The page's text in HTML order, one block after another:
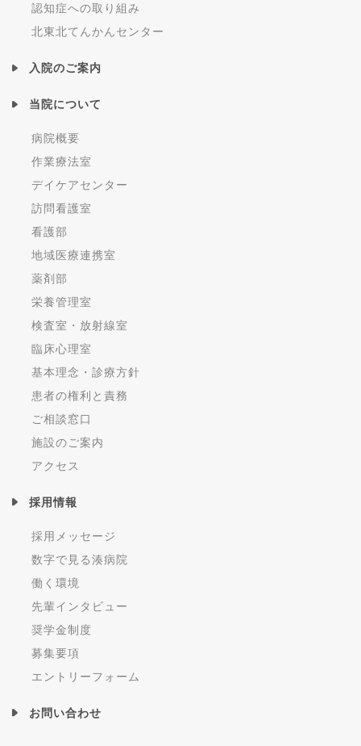
認知症への取り組み
北東北てんかんセンター
入院のご案内
当院について
病院概要
作業療法室
デイケアセンター
訪問看護室
看護部
地域医療連携室
薬剤部
栄養管理室
検査室・放射線室
臨床心理室
基本理念・診療方針
患者の権利と責務
ご相談窓口
施設のご案内
アクセス
採用情報
採用メッセージ
数字で見る湊病院
働く環境
先輩インタビュー
奨学金制度
募集要項
エントリーフォーム
お問い合わせ